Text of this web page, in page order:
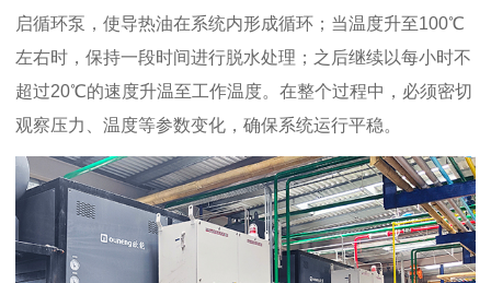
启循环泵，使导热油在系统内形成循环；当温度升至100℃
左右时，保持一段时间进行脱水处理；之后继续以每小时不
超过20℃的速度升温至工作温度。在整个过程中，必须密切
观察压力、温度等参数变化，确保系统运行平稳。